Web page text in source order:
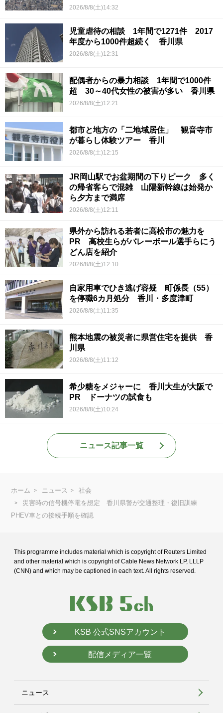
2026/8/8(土)14:32
児童虐待の相談 1年間で1271件 2017
年度から1000件超続く 香川県
2026/8/8(土)12:31
配偶者からの暴力相談 1年間で1000件
超 30～40代女性の被害が多い 香川県
2026/8/8(土)12:21
都市と地方の「二地域居住」 観音寺市
が暮らし体験ツアー 香川
2026/8/8(土)12:15
JR岡山駅でお盆期間の下りピーク 多く
の帰省客らで混雑 山陽新幹線は始発か
ら夕方まで満席
2026/8/8(土)12:11
県外から訪れる若者に高松市の魅力を
PR 高校生らがバレーボール選手らにう
どん店を紹介
2026/8/8(土)12:10
自家用車でひき逃げ容疑 町係長（55）
を停職6カ月処分 香川・多度津町
2026/8/8(土)11:35
熊本地震の被災者に県営住宅を提供 香
川県
2026/8/8(土)11:12
希少糖をメジャーに 香川大生が大阪で
PR ドーナツの試食も
2026/8/8(土)10:24
ニュース記事一覧
ホーム ニュース
社会
災害時の信号機停電を想定 香川県警が交通整理・復旧訓練
PHEV車との接続手順を確認
This programme includes material which is copyright of Reuters Limited
and other material which is copyright of Cable News Network LP, LLLP
(CNN) and which may be captioned in each text. All rights reserved.
KSB 公式SNSアカウント
配信メディア一覧
ニュース